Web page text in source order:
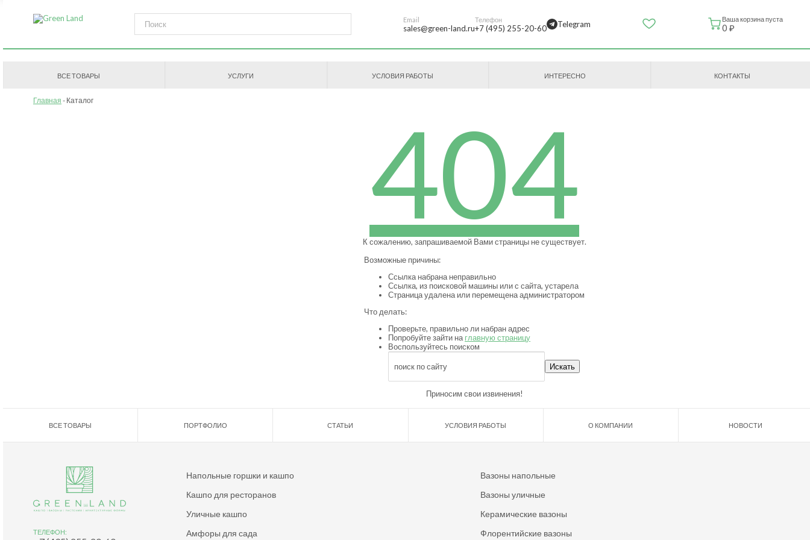
Email
sales@green-land.ru
Телефон
+7 (495) 255-20-60 Telegram Ваша корзина пуста
0 ₽
ВСЕ ТОВАРЫ УСЛУГИ УСЛОВИЯ РАБОТЫ ИНТЕРЕСНО КОНТАКТЫ
Главная Каталог 404
К сожалению, запрашиваемой Вами страницы не существует.
Возможные причины:
Ссылка набрана неправильно
Ссылка, из поисковой машины или с сайта, устарела
Страница удалена или перемещена администратором
Что делать:
Проверьте, правильно ли набран адрес
Попробуйте зайти на главную страницу
Воспользуйтесь поиском
Приносим свои извинения!
ВСЕ ТОВАРЫ ПОРТФОЛИО СТАТЬИ УСЛОВИЯ РАБОТЫ О КОМПАНИИ НОВОСТИ
ТЕЛЕФОН:
Напольные горшки и кашпо
Вазоны напольные
Кашпо для ресторанов
Вазоны уличные
Уличные кашпо
Керамические вазоны
Амфоры для сада
Флорентийские вазоны